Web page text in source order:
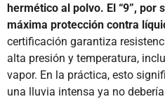
hermético al polvo. El “9”, por
máxima protección contra
certificación garantiza
alta presión y temperatura,
vapor. En la práctica, esto
una lluvia intensa ya no